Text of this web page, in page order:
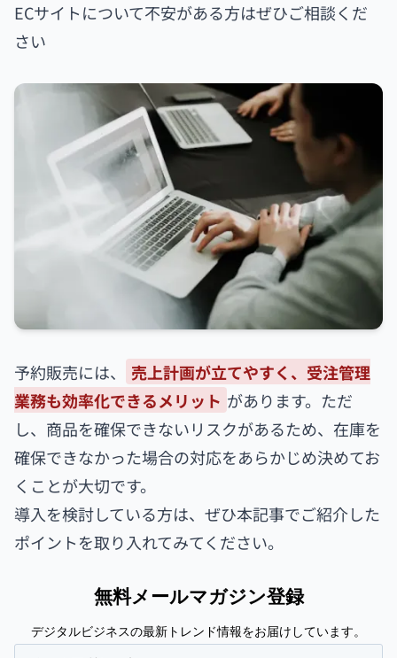
ECサイトについて不安がある方はぜひご相談くだ
さい
予約販売には、
売上計画が立てやすく、受注管理
業務も効率化できるメリット があります。ただ
し、商品を確保できないリスクがあるため、在庫を
確保できなかった場合の対応をあらかじめ決めてお
くことが大切です。
導入を検討している方は、ぜひ本記事でご紹介した
ポイントを取り入れてみてください。